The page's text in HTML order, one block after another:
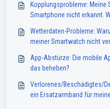
Kopplungsprobleme:
Smartphone nicht erkannt.
Wetterdaten-Probleme:
meiner Smartwatch nicht
App-Abstürze: Die mobile
das beheben?
Verlorenes/Beschädigtes/
ein Ersatzarmband für